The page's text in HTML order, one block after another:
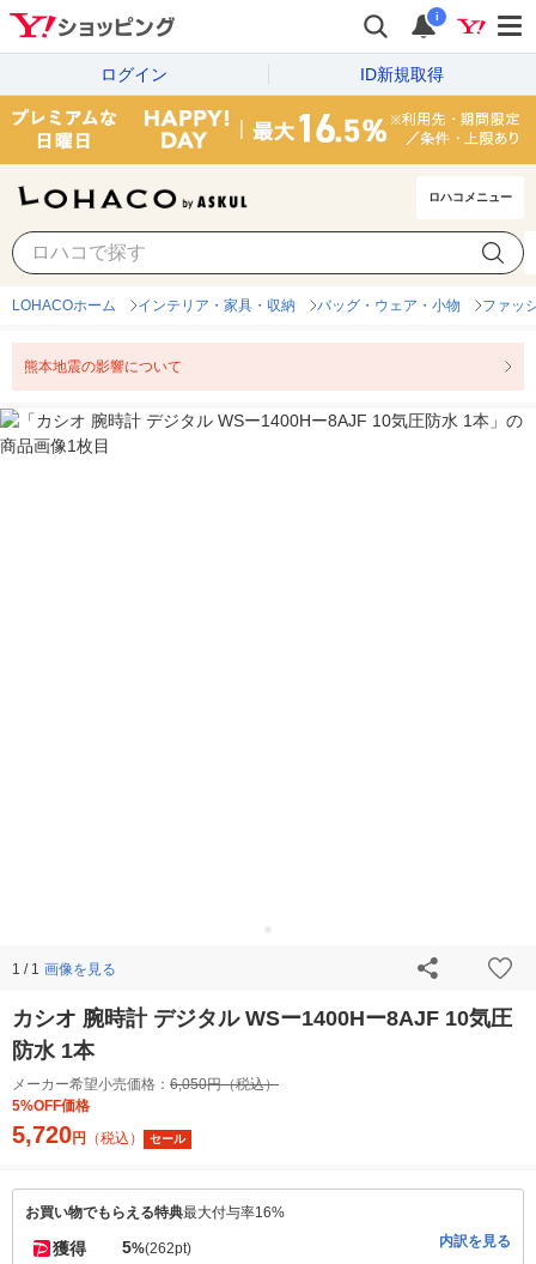
i
ログイン ID新規取得
ロハコメニュー
LOHACOホーム インテリア・家具・収納 バッグ・ウェア・小物 ファッ
熊本地震の影響について
1 / 1 画像を見る
カシオ 腕時計 デジタル WSー1400Hー8AJF 10気圧
防水 1本
メーカー希望小売価格： 6,050円（税込）
5%OFF価格
5,720円 （税込） セール
お買い物でもらえる特典最大付与率16%
獲得 5%(262pt) 内訳を見る